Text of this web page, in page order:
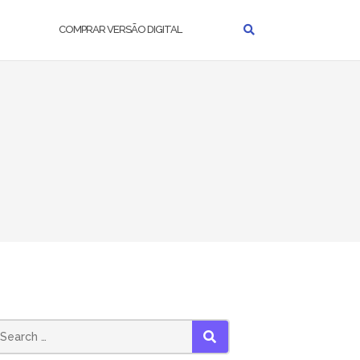
COMPRAR VERSÃO DIGITAL
SEARCH